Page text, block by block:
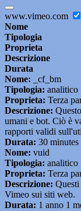
www.vimeo.com
Nome
Tipologia
Proprieta
Descrizione
Durata
Nome: _cf_bm
Tipologia: analitico
Proprieta: Terza
Descrizione:
umani e bot. Ciò è
rapporti validi
Durata: 30 minutes
Nome: vuid
Tipologia: analitico
Proprieta: Terza
Descrizione:
Vimeo sui siti web.
Durata: 1 anno 1